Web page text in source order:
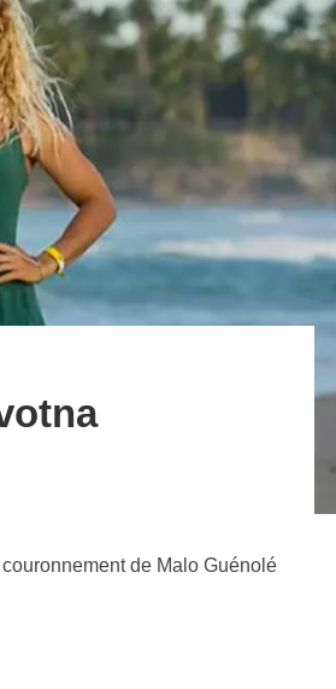
de Malo Guénolé